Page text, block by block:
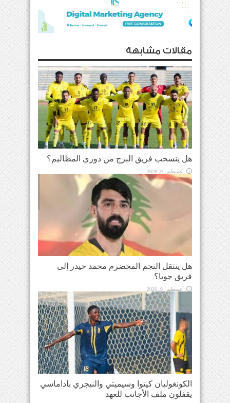
مقالات مشابهة
هل ينسحب فريق البرج من دوري المظاليم؟
أغسطس 9, 2026
هل ينتقل النجم المخضرم محمد حيدر إلى
فريق جويا؟
أغسطس 9, 2026
الكونغوليان كيتوا وسيميتي والنيجري باداماسي
يقفلون ملف الأجانب للعهد